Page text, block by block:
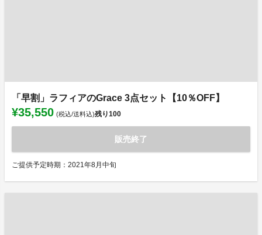
「早割」ラフィアのGrace 3点セット【10％OFF】
¥35,550 (税込/送料込)残り100
販売終了
ご提供予定時期：2021年8月中旬